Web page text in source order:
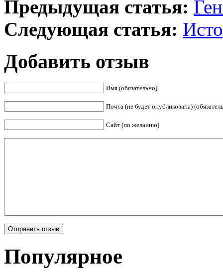
Предыдущая статья:
Следующая статья:
Добавить отзыв
Имя (обязательно)
Почта (не будет опубликована)
Сайт (по желанию)
Популярное